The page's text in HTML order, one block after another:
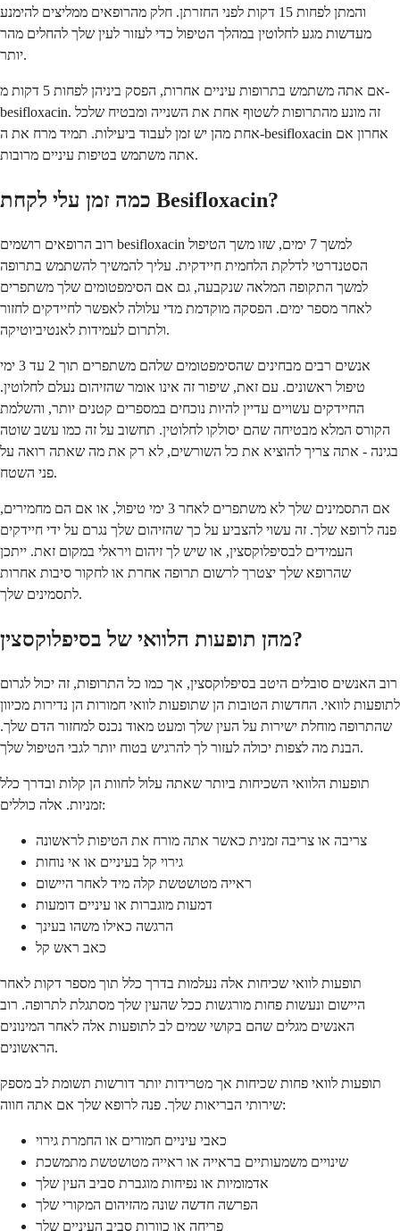
והמתן לפחות 15 דקות לפני החזרתן. חלק מהרופאים ממליצים להימנע
מעדשות מגע לחלוטין במהלך הטיפול כדי לעזור לעין שלך להחלים מהר
יותר.
אם אתה משתמש בתרופות עיניים אחרות, הפסק ביניהן לפחות 5 דקות מ-
besifloxacin. זה מונע מהתרופות לשטוף אחת את השנייה ומבטיח שלכל
אחת מהן יש זמן לעבוד ביעילות. תמיד מרח את ה-besifloxacin אחרון אם
אתה משתמש בטיפות עיניים מרובות.
כמה זמן עלי לקחת Besifloxacin?
רוב הרופאים רושמים besifloxacin למשך 7 ימים, שזו משך הטיפול
הסטנדרטי לדלקת הלחמית חיידקית. עליך להמשיך להשתמש בתרופה
למשך התקופה המלאה שנקבעה, גם אם הסימפטומים שלך משתפרים
לאחר מספר ימים. הפסקה מוקדמת מדי עלולה לאפשר לחיידקים לחזור
ולתרום לעמידות לאנטיביוטיקה.
אנשים רבים מבחינים שהסימפטומים שלהם משתפרים תוך 2 עד 3 ימי
טיפול ראשונים. עם זאת, שיפור זה אינו אומר שהזיהום נעלם לחלוטין.
החיידקים עשויים עדיין להיות נוכחים במספרים קטנים יותר, והשלמת
הקורס המלא מבטיחה שהם יסולקו לחלוטין. תחשוב על זה כמו עשב שוטה
בגינה - אתה צריך להוציא את כל השורשים, לא רק את מה שאתה רואה על
פני השטח.
אם התסמינים שלך לא משתפרים לאחר 3 ימי טיפול, או אם הם מחמירים,
פנה לרופא שלך. זה עשוי להצביע על כך שהזיהום שלך נגרם על ידי חיידקים
העמידים לבסיפלוקסצין, או שיש לך זיהום ויראלי במקום זאת. ייתכן
שהרופא שלך יצטרך לרשום תרופה אחרת או לחקור סיבות אחרות
לתסמינים שלך.
מהן תופעות הלוואי של בסיפלוקסצין?
רוב האנשים סובלים היטב בסיפלוקסצין, אך כמו כל התרופות, זה יכול לגרום
לתופעות לוואי. החדשות הטובות הן שתופעות לוואי חמורות הן נדירות מכיוון
שהתרופה מוחלת ישירות על העין שלך ומעט מאוד נכנס למחזור הדם שלך.
הבנת מה לצפות יכולה לעזור לך להרגיש בטוח יותר לגבי הטיפול שלך.
תופעות הלוואי השכיחות ביותר שאתה עלול לחוות הן קלות ובדרך כלל
זמניות. אלה כוללים:
צריבה או צריבה זמנית כאשר אתה מורח את הטיפות לראשונה
גירוי קל בעיניים או אי נוחות
ראייה מטושטשת קלה מיד לאחר היישום
דמעות מוגברות או עיניים דומעות
הרגשה כאילו משהו בעינך
כאב ראש קל
תופעות לוואי שכיחות אלה נעלמות בדרך כלל תוך מספר דקות לאחר
היישום ונעשות פחות מורגשות ככל שהעין שלך מסתגלת לתרופה. רוב
האנשים מגלים שהם בקושי שמים לב לתופעות אלה לאחר המינונים
הראשונים.
תופעות לוואי פחות שכיחות אך מטרידות יותר דורשות תשומת לב מספק
שירותי הבריאות שלך. פנה לרופא שלך אם אתה חווה:
כאבי עיניים חמורים או החמרת גירוי
שינויים משמעותיים בראייה או ראייה מטושטשת מתמשכת
אדמומיות או נפיחות מוגברת סביב העין שלך
הפרשה חדשה שונה מהזיהום המקורי שלך
פריחה או כוורות סביב העיניים שלך